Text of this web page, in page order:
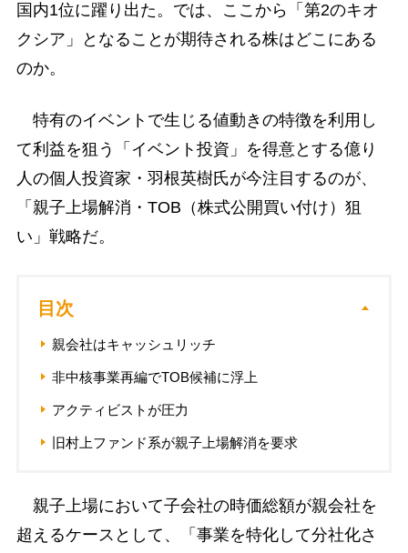
国内1位に躍り出た。では、ここから「第2のキオ
クシア」となることが期待される株はどこにある
のか。
特有のイベントで生じる値動きの特徴を利用し
て利益を狙う「イベント投資」を得意とする億り
人の個人投資家・羽根英樹氏が今注目するのが、
「親子上場解消・TOB（株式公開買い付け）狙
い」戦略だ。
目次
親会社はキャッシュリッチ
非中核事業再編でTOB候補に浮上
アクティビストが圧力
旧村上ファンド系が親子上場解消を要求
親子上場において子会社の時価総額が親会社を
超えるケースとして、「事業を特化して分社化さ